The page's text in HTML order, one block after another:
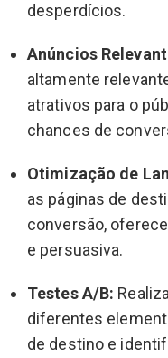
desperdícios.
Anúncios
altamente
atrativos para o
chances de
Otimização de
as páginas de
conversão,
e persuasiva.
Testes A/B:
diferentes
de destino e